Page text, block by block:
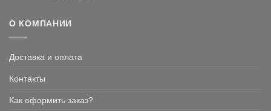
О КОМПАНИИ
Доставка и оплата
Контакты
Как оформить заказ?